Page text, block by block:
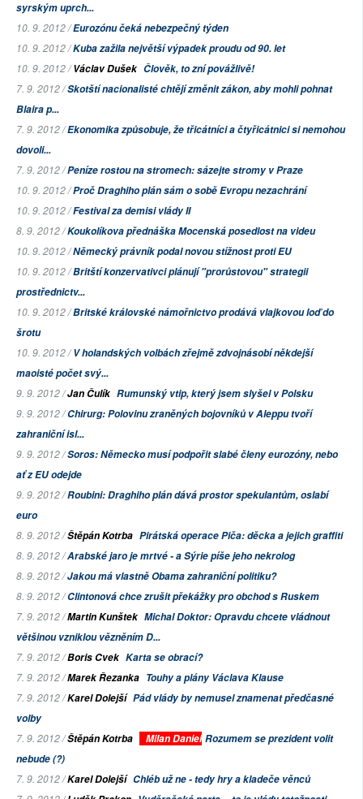
syrským uprch...
10. 9. 2012 /Eurozónu čeká nebezpečný týden
10. 9. 2012 /Kuba zažila největší výpadek proudu od 90. let
10. 9. 2012 /Václav Dušek Člověk, to zní povážlivě!
7. 9. 2012 /Skotští nacionalisté chtějí změnit zákon, aby mohli pohnat
Blaira p...
7. 9. 2012 /Ekonomika způsobuje, že třicátníci a čtyřicátnici si nemohou
dovoli...
7. 9. 2012 /Peníze rostou na stromech: sázejte stromy v Praze
10. 9. 2012 /Proč Draghiho plán sám o sobě Evropu nezachrání
10. 9. 2012 /Festival za demisi vlády II
8. 9. 2012 /Koukolíkova přednáška Mocenská posedlost na videu
10. 9. 2012 /Německý právník podal novou stížnost proti EU
10. 9. 2012 /Britští konzervativci plánují "prorůstovou" strategii
prostřednictv...
10. 9. 2012 /Britské královské námořnictvo prodává vlajkovou loď do
šrotu
10. 9. 2012 /V holandských volbách zřejmě zdvojnásobí někdejší
maoisté počet svý...
9. 9. 2012 /Jan Čulík Rumunský vtip, který jsem slyšel v Polsku
9. 9. 2012 /Chirurg: Polovinu zraněných bojovníků v Aleppu tvoří
zahraniční isl...
9. 9. 2012 /Soros: Německo musí podpořit slabé členy eurozóny, nebo
ať z EU odejde
9. 9. 2012 /Roubini: Draghiho plán dává prostor spekulantům, oslabí
euro
8. 9. 2012 /Štěpán Kotrba Pirátská operace Piča: děcka a jejich graffiti
8. 9. 2012 /Arabské jaro je mrtvé - a Sýrie píše jeho nekrolog
8. 9. 2012 /Jakou má vlastně Obama zahraniční politiku?
8. 9. 2012 /Clintonová chce zrušit překážky pro obchod s Ruskem
7. 9. 2012 /Martin Kunštek Michal Doktor: Opravdu chcete vládnout
většinou vzniklou vězněním D...
7. 9. 2012 /Boris Cvek Karta se obrací?
7. 9. 2012 /Marek Řezanka Touhy a plány Václava Klause
7. 9. 2012 /Karel Dolejší Pád vlády by nemusel znamenat předčasné
volby
7. 9. 2012 /Štěpán Kotrba Milan Daniel Rozumem se prezident volit
nebude (?)
7. 9. 2012 /Karel Dolejší Chléb už ne - tedy hry a kladeče věnců